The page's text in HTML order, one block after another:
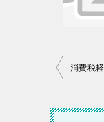
投
ナ
消費税